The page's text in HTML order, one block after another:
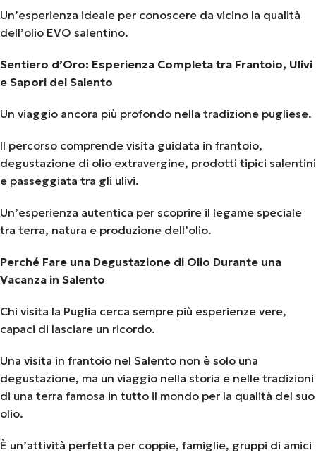
Un’esperienza ideale per conoscere da vicino la qualità
dell’olio EVO salentino.
Sentiero d’Oro: Esperienza Completa tra Frantoio, Ulivi
e Sapori del Salento
Un viaggio ancora più profondo nella tradizione pugliese.
Il percorso comprende visita guidata in frantoio,
degustazione di olio extravergine, prodotti tipici salentini
e passeggiata tra gli ulivi.
Un’esperienza autentica per scoprire il legame speciale
tra terra, natura e produzione dell’olio.
Perché Fare una Degustazione di Olio Durante una
Vacanza in Salento
Chi visita la Puglia cerca sempre più esperienze vere,
capaci di lasciare un ricordo.
Una visita in frantoio nel Salento non è solo una
degustazione, ma un viaggio nella storia e nelle tradizioni
di una terra famosa in tutto il mondo per la qualità del suo
olio.
È un’attività perfetta per coppie, famiglie, gruppi di amici